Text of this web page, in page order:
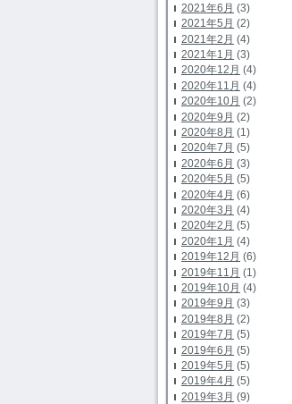
2021年6月 (3)
2021年5月 (2)
2021年2月 (4)
2021年1月 (3)
2020年12月 (4)
2020年11月 (4)
2020年10月 (2)
2020年9月 (2)
2020年8月 (1)
2020年7月 (5)
2020年6月 (3)
2020年5月 (5)
2020年4月 (6)
2020年3月 (4)
2020年2月 (5)
2020年1月 (4)
2019年12月 (6)
2019年11月 (1)
2019年10月 (4)
2019年9月 (3)
2019年8月 (2)
2019年7月 (5)
2019年6月 (5)
2019年5月 (5)
2019年4月 (5)
2019年3月 (9)